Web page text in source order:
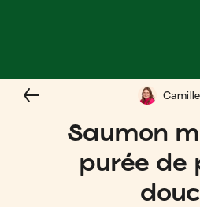
Saumon
purée de